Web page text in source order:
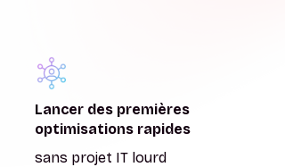
Lancer des premières
optimisations rapides
sans projet IT lourd